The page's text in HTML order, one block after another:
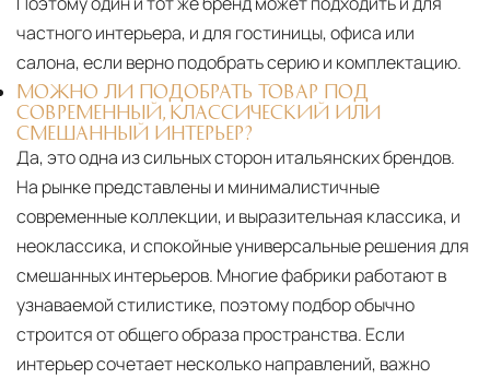
частного интерьера, и для гостиницы, офиса или
салона, если верно подобрать серию и комплектацию.
МОЖНО ЛИ ПОДОБРАТЬ ТОВАР ПОД
СОВРЕМЕННЫЙ, КЛАССИЧЕСКИЙ ИЛИ
СМЕШАННЫЙ ИНТЕРЬЕР?
Да, это одна из сильных сторон итальянских брендов.
На рынке представлены и минималистичные
современные коллекции, и выразительная классика, и
неоклассика, и спокойные универсальные решения для
смешанных интерьеров. Многие фабрики работают в
узнаваемой стилистике, поэтому подбор обычно
строится от общего образа пространства. Если
интерьер сочетает несколько направлений, важно